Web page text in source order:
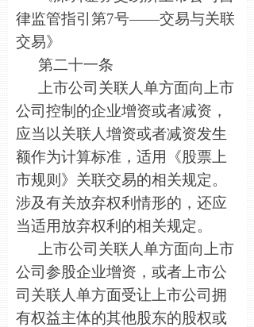
律监管指引第7号——交易与关联
交易》
第二十一条
上市公司关联人单方面向上市
公司控制的企业增资或者减资，
应当以关联人增资或者减资发生
额作为计算标准，适用《股票上
市规则》关联交易的相关规定。
涉及有关放弃权利情形的，还应
当适用放弃权利的相关规定。
上市公司关联人单方面向上市
公司参股企业增资，或者上市公
司关联人单方面受让上市公司拥
有权益主体的其他股东的股权或